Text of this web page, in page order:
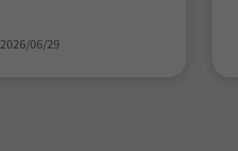
2026/06/29